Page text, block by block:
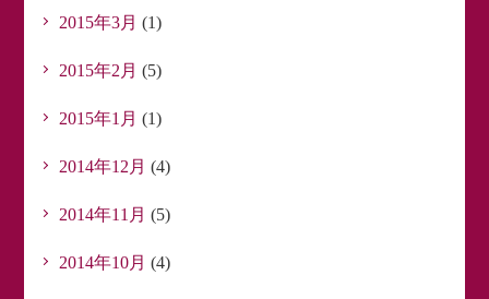
2015年3月 (1)
2015年2月 (5)
2015年1月 (1)
2014年12月 (4)
2014年11月 (5)
2014年10月 (4)